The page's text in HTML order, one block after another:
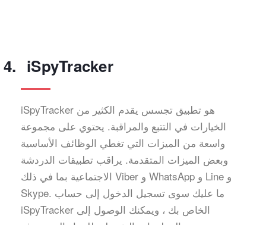
iSpyTracker
iSpyTracker هو تطبيق تجسس يقدم الكثير من
الخيارات في التتبع والمراقبة. يحتوي على مجموعة
واسعة من الميزات التي تغطي الوظائف الأساسية
وبعض الميزات المتقدمة. يراقب تطبيقات الدردشة
الاجتماعية بما في ذلك Viber و WhatsApp و Line و
Skype. ما عليك سوى تسجيل الدخول إلى حساب
iSpyTracker الخاص بك ، ويمكنك الوصول إلى